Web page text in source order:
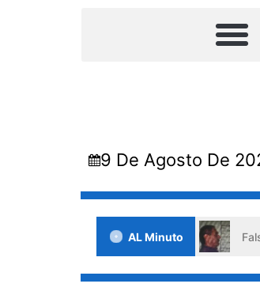
9 De Agosto De
AL Minuto
situaciones de crisis Falso